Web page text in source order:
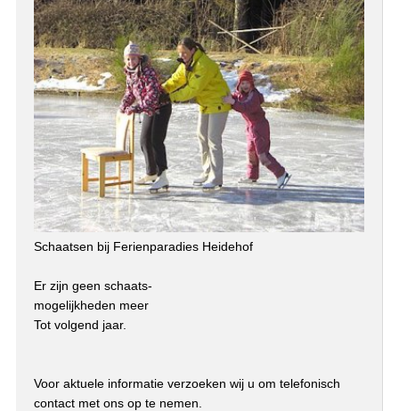
Schaatsen bij Ferienparadies Heidehof
Er zijn geen schaats-
mogelijkheden meer
Tot volgend jaar.
Voor aktuele informatie verzoeken wij u om telefonisch
contact met ons op te nemen.